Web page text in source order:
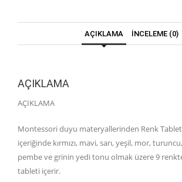
AÇIKLAMA İNCELEME (0)
AÇIKLAMA
AÇIKLAMA
Montessori duyu materyallerinden Renk
içeriğinde kırmızı, mavi, sarı, yeşil, mor,
pembe ve grinin yedi tonu olmak üzere 9
tableti içerir.